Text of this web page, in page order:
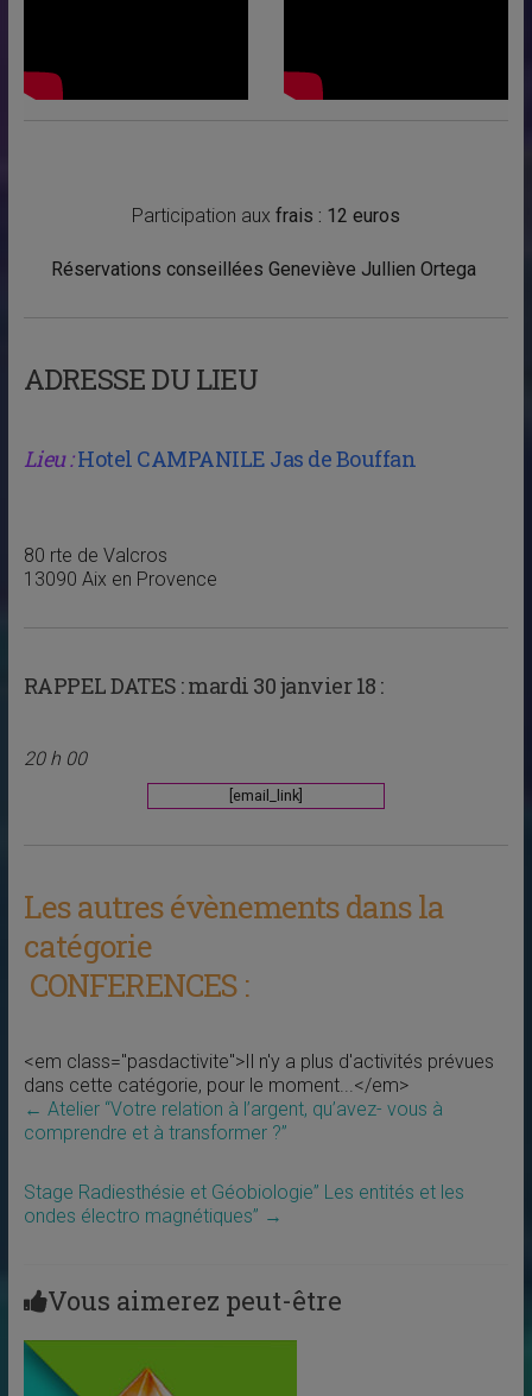
Participation aux frais : 12 euros
Réservations conseillées Geneviève Jullien Ortega
ADRESSE DU LIEU
Lieu :Hotel CAMPANILE Jas de Bouffan
80 rte de Valcros
13090 Aix en Provence
RAPPEL DATES :mardi 30 janvier 18 :
20 h 00
[email_link]
Les autres évènements dans la
catégorie
CONFERENCES :
<em class="pasdactivite">Il n'y a plus d'activités prévues
dans cette catégorie, pour le moment...</em>
← Atelier “Votre relation à l’argent, qu’avez- vous à
comprendre et à transformer ?”
Stage Radiesthésie et Géobiologie” Les entités et les
ondes électro magnétiques” →
Vous aimerez peut-être